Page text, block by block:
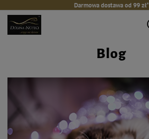
Darmowa dostawa od 99 zł*
Blog